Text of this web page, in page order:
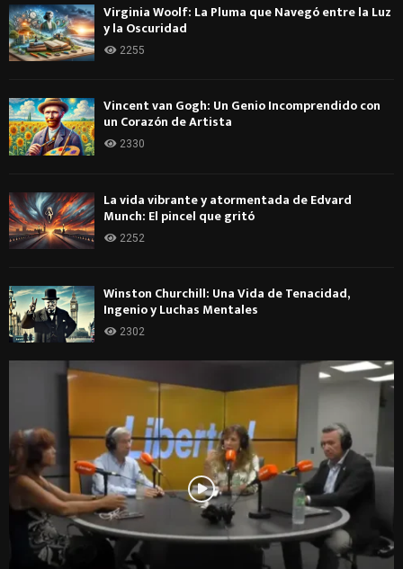
Virginia Woolf: La Pluma que Navegó entre la Luz
y la Oscuridad
2255
Vincent van Gogh: Un Genio Incomprendido con
un Corazón de Artista
2330
La vida vibrante y atormentada de Edvard
Munch: El pincel que gritó
2252
Winston Churchill: Una Vida de Tenacidad,
Ingenio y Luchas Mentales
2302